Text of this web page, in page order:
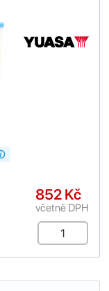
852 Kč
včetně DPH